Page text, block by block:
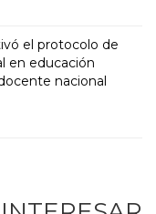
el protocolo de
en educación
nacional